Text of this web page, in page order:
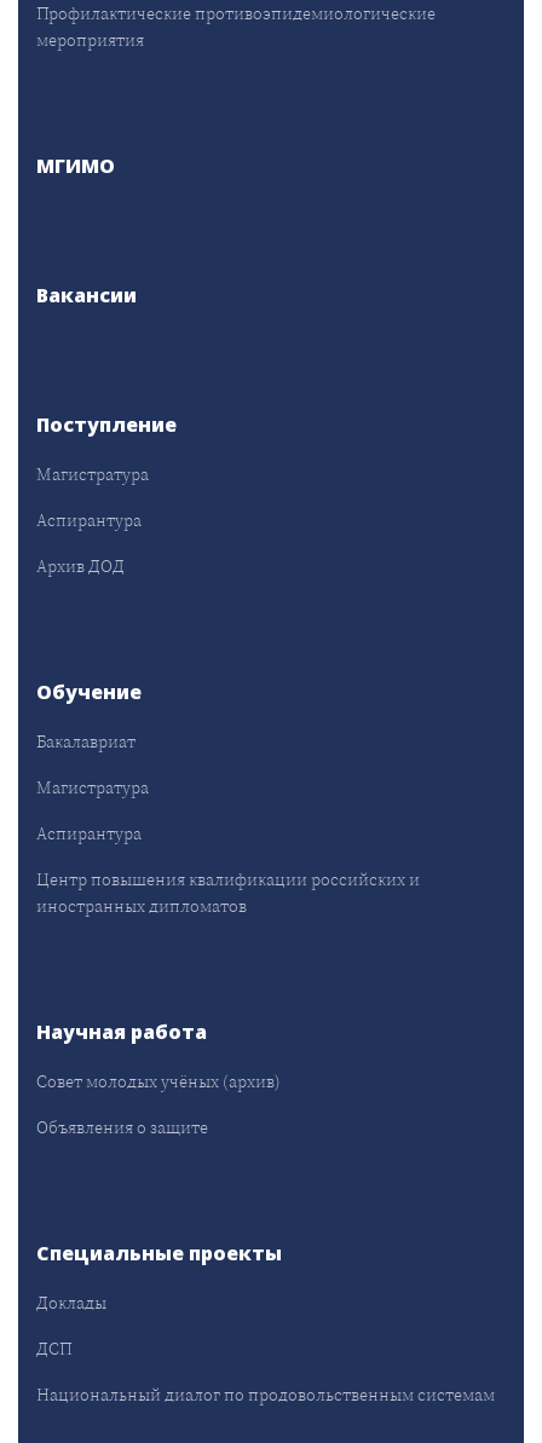
Профилактические противоэпидемиологические
мероприятия
МГИМО
Вакансии
Поступление
Магистратура
Аспирантура
Архив ДОД
Обучение
Бакалавриат
Магистратура
Аспирантура
Центр повышения квалификации российских и
иностранных дипломатов
Научная работа
Совет молодых учёных (архив)
Объявления о защите
Специальные проекты
Доклады
ДСП
Национальный диалог по продовольственным системам